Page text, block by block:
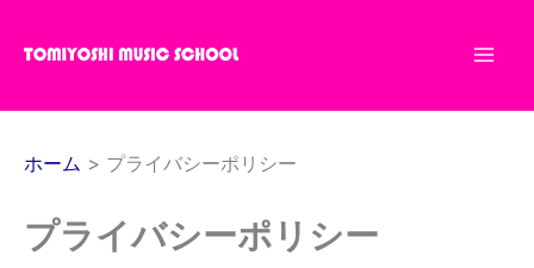
ス
ホーム プライバシーポリシー
プライバシーポリシー